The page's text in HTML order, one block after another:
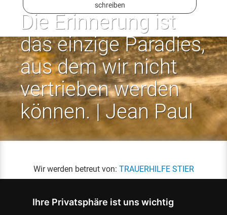
Ihre Privatsphäre ist uns wichtig
schreiben
Die Erinnerung ist
das einzige Paradies,
aus dem wir nicht
vertrieben werden
können. | Jean Paul
Wir werden betreut von: TRAUERHILFE STIER